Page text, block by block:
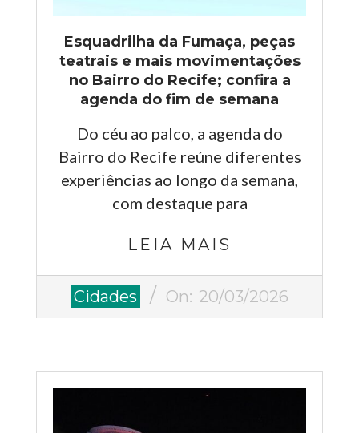
Esquadrilha da Fumaça, peças
teatrais e mais movimentações
no Bairro do Recife; confira a
agenda do fim de semana
Do céu ao palco, a agenda do
Bairro do Recife reúne diferentes
experiências ao longo da semana,
com destaque para
LEIA MAIS
2026-
Cidades On: 20/03/2026